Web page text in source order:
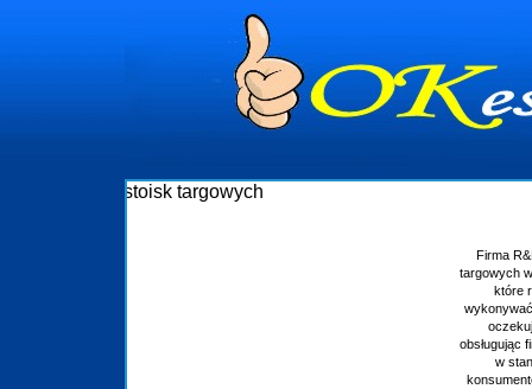
Budowa stoisk targowych
targowych w Polsce. W asortymencie posiadamy przyrządzenie stoisk targowych
wykonywać tak, aby każdy z klientów był zadowolony, oraz otrzymywał to na co
obsługując firmy oraz organizacje państwowe. Dzięki ogromnej wprawie, jesteśmy
konsumentów. Oddajemy w Państwa ręce nowatorskich projektantów, zaplecze